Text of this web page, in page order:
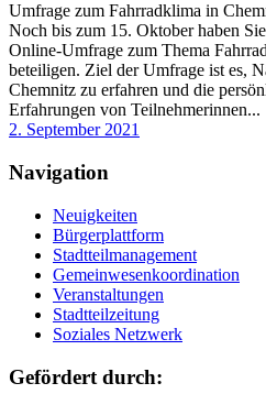
Umfrage zum Fahrradklima in
Noch bis zum 15. Oktober haben
Online-Umfrage zum Thema
beteiligen. Ziel der Umfrage ist es,
Chemnitz zu erfahren und die
Erfahrungen von Teilnehmerinnen...
2. September 2021
Navigation
Neuigkeiten
Bürgerplattform
Stadtteilmanagement
Gemeinwesenkoordination
Veranstaltungen
Stadtteilzeitung
Soziales Netzwerk
Gefördert durch: